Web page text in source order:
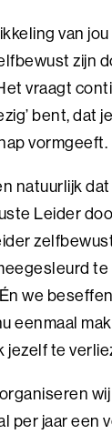
van
zijn
vraagt
bent, dat
vormgeeft.
natuurlijk
Leider
we
eenmaal
jezelf te
per jaar een